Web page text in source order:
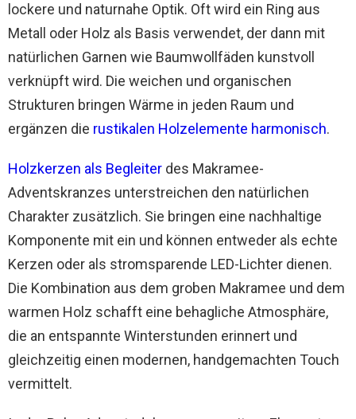
lockere und naturnahe Optik. Oft wird ein Ring aus
Metall oder Holz als Basis verwendet, der dann mit
natürlichen Garnen wie Baumwollfäden kunstvoll
verknüpft wird. Die weichen und organischen
Strukturen bringen Wärme in jeden Raum und
ergänzen die rustikalen Holzelemente harmonisch.
Holzkerzen als Begleiter des Makramee-
Adventskranzes unterstreichen den natürlichen
Charakter zusätzlich. Sie bringen eine nachhaltige
Komponente mit ein und können entweder als echte
Kerzen oder als stromsparende LED-Lichter dienen.
Die Kombination aus dem groben Makramee und dem
warmen Holz schafft eine behagliche Atmosphäre,
die an entspannte Winterstunden erinnert und
gleichzeitig einen modernen, handgemachten Touch
vermittelt.